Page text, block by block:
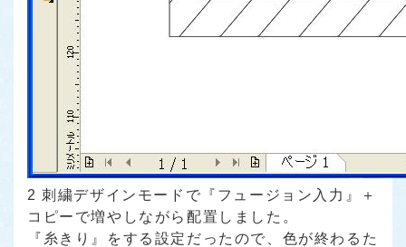
2 刺繍デザインモードで『フュージョン入力』＋
コピーで増やしながら配置しました。
『糸きり』をする設定だったので、色が終わるた